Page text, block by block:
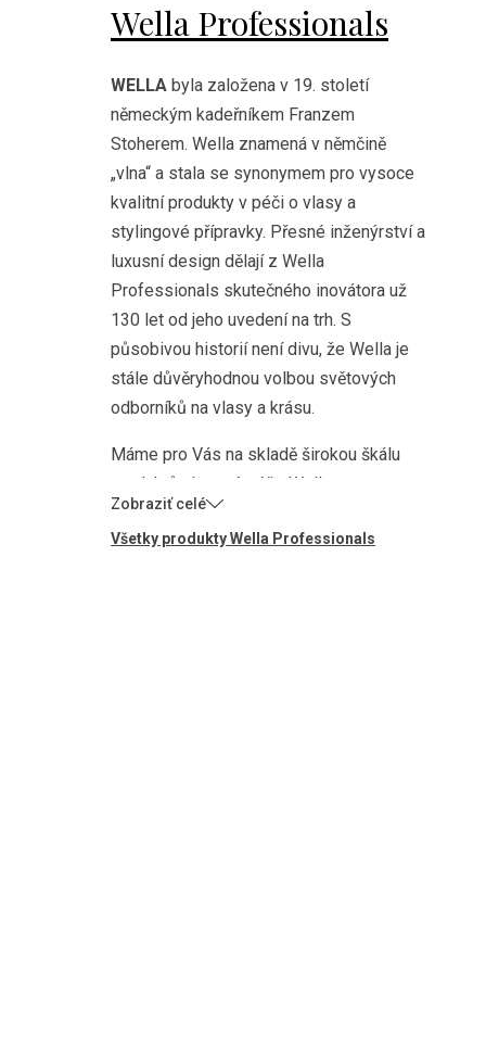
Wella Professionals
WELLA byla založena v 19. století
německým kadeřníkem Franzem
Stoherem. Wella znamená v němčině
„vlna“ a stala se synonymem pro vysoce
kvalitní produkty v péči o vlasy a
stylingové přípravky. Přesné inženýrství a
luxusní design dělají z Wella
Professionals skutečného inovátora už
130 let od jeho uvedení na trh. S
působivou historií není divu, že Wella je
stále důvěryhodnou volbou světových
odborníků na vlasy a krásu.
Máme pro Vás na skladě širokou škálu
produktů vlasové péče Wella
Professionals! Cokoli vaše vlasy chtějí,
Prozdravevlasy mají! Od šamponů a
Všetky produkty Wella Professionals